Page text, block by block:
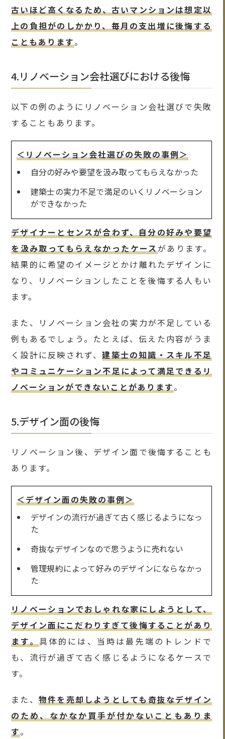
古いほど高くなるため、古いマンションは想定以
上の負担がのしかかり、毎月の支出増に後悔する
こともあります。
4.リノベーション会社選びにおける後悔
以下の例のようにリノベーション会社選びで失敗
することもあります。
＜リノベーション会社選びの失敗の事例＞
自分の好みや要望を汲み取ってもらえなかった
建築士の実力不足で満足のいくリノベーション
ができなかった
デザイナーとセンスが合わず、自分の好みや要望
を汲み取ってもらえなかったケースがあります。
結果的に希望のイメージとかけ離れたデザインに
なり、リノベーションしたことを後悔する人もい
ます。
また、リノベーション会社の実力が不足している
例もあるでしょう。たとえば、伝えた内容がうま
く設計に反映されず、建築士の知識・スキル不足
やコミュニケーション不足によって満足できるリ
ノベーションができないことがあります。
5.デザイン面の後悔
リノベーション後、デザイン面で後悔することも
あります。
＜デザイン面の失敗の事例＞
デザインの流行が過ぎて古く感じるようになっ
た
奇抜なデザインなので思うように売れない
管理規約によって好みのデザインにならなかっ
た
リノベーションでおしゃれな家にしようとして、
デザイン面にこだわりすぎて後悔することがあり
ます。具体的には、当時は最先端のトレンドで
も、流行が過ぎて古く感じるようになるケースで
す。
また、 物件を売却しようとしても奇抜なデザイン
のため、なかなか買手が付かないこともありま
す。